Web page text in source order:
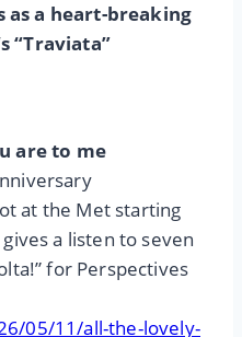
as a heart-breaking
“Traviata”
are to me
at the Met starting
a listen to seven
for Perspectives
05/11/all-the-lovely-